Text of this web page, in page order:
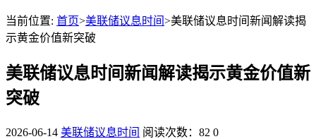
当前位置: 首页>美联储议息时间>美联储议息时间新闻解读揭
示黄金价值新突破
美联储议息时间新闻解读揭示黄金价值新
突破
2026-06-14 美联储议息时间 阅读次数：82 0